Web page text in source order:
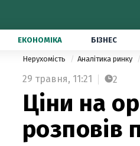
ЕКОНОМІКА БІЗНЕС
Нерухомість Аналітика ринку
29 травня, 11:21 2
Ціни на
розповів